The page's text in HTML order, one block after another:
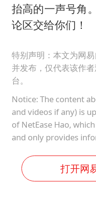
抬高的一声号角
论区交给你们！
特别声明：本文为网
并发布，仅代表该作
台。
Notice: The content
and videos if any) is
of NetEase Hao,
and only provides
打开网